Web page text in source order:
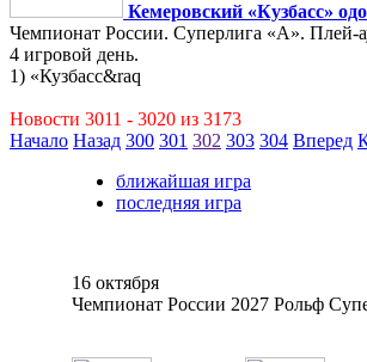
Кемеровский «Кузбасс»
Чемпионат России. Суперлига «А». Плей-
4 игровой день.
1) «Кузбасс&raq
Новости 3011 - 3020 из 3173
Начало Назад 300 301 302 303 304 Вперед
ближайшая игра
последняя игра
16 октября
Чемпионат России 2027 Рольф